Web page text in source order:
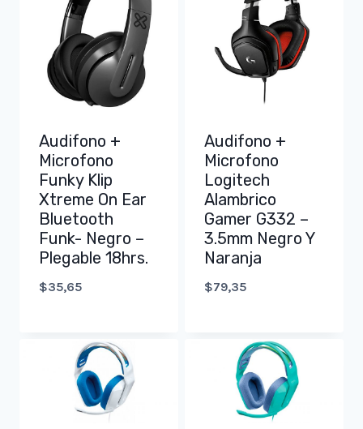
Audifono +
Microfono
Funky Klip
Xtreme On Ear
Bluetooth
Funk- Negro –
Plegable 18hrs.
$35,65
Audifono +
Microfono
Logitech
Alambrico
Gamer G332 –
3.5mm Negro Y
Naranja
$79,35